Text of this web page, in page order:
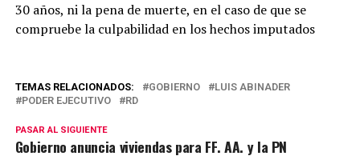
30 años, ni la pena de muerte, en el caso de que se
compruebe la culpabilidad en los hechos imputados
TEMAS RELACIONADOS: GOBIERNO
LUIS ABINADER
PODER EJECUTIVO
RD
PASAR AL SIGUIENTE
Gobierno anuncia viviendas para FF. AA. y la PN